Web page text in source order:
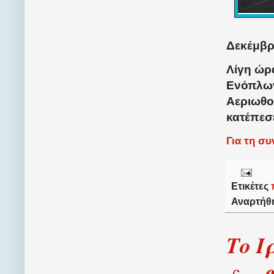
Λίγη
Για τη
Ετικέτες
Το